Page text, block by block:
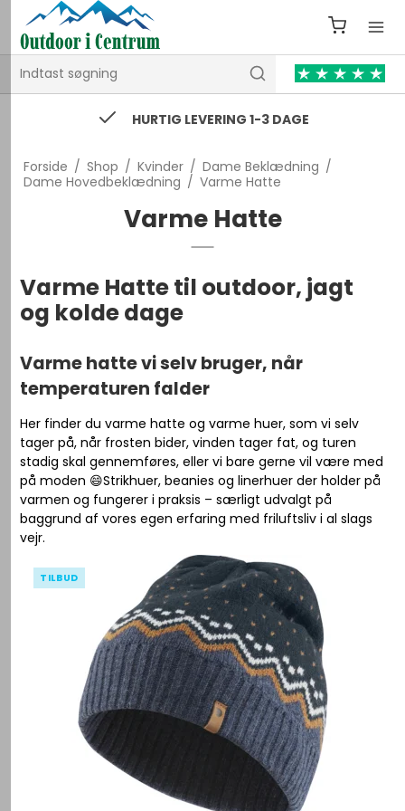
HURTIG LEVERING 1-3 DAGE
Forside / Shop / Kvinder / Dame Beklædning /
Dame Hovedbeklædning / Varme Hatte
Varme Hatte
Varme Hatte til outdoor, jagt
og kolde dage
Varme hatte vi selv bruger, når
temperaturen falder
Her finder du varme hatte og varme huer, som vi selv
tager på, når frosten bider, vinden tager fat, og turen
stadig skal gennemføres, eller vi bare gerne vil være med
på moden 😄Strikhuer, beanies og linerhuer der holder på
varmen og fungerer i praksis – særligt udvalgt på
baggrund af vores egen erfaring med friluftsliv i al slags
vejr.
TILBUD